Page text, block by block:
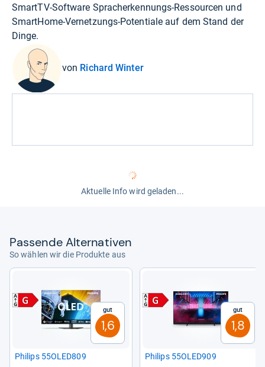
SmartTV-Software Spracherkennungs-Ressourcen und
SmartHome-Vernetzungs-Potentiale auf dem Stand der
Dinge.
von Richard Winter
Aktuelle Info wird geladen...
Pas­sende Alter­na­ti­ven
So wählen wir die Produkte aus
Gut
1,6
Phi­lips 55OLED809
Gut
1,8
Phi­lips 55OLED909